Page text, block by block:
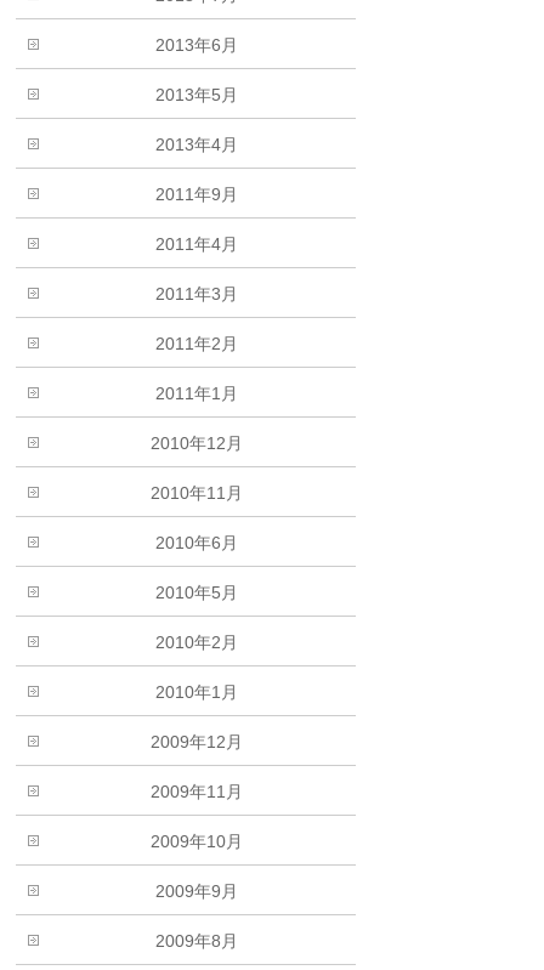
2013年6月
2013年5月
2013年4月
2011年9月
2011年4月
2011年3月
2011年2月
2011年1月
2010年12月
2010年11月
2010年6月
2010年5月
2010年2月
2010年1月
2009年12月
2009年11月
2009年10月
2009年9月
2009年8月